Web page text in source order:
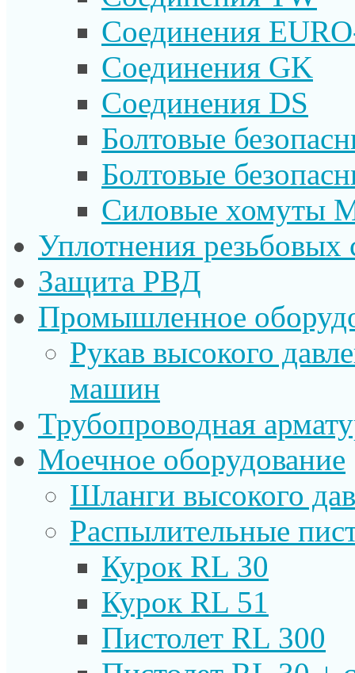
Соединения
Соединения GK
Соединения DS
Болтовые
Болтовые
Силовые хомуты
Уплотнения резьбовых
Защита РВД
Промышленное
Рукав высокого
машин
Трубопроводная
Моечное оборудование
Шланги высокого
Распылительные
Курок RL 30
Курок RL 51
Пистолет RL 300